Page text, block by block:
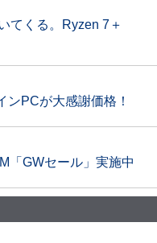
てくる。Ryzen 7＋
PCが大感謝価格！
「GWセール」実施中